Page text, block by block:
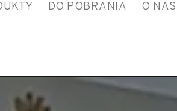
DO POBRANIA O NAS